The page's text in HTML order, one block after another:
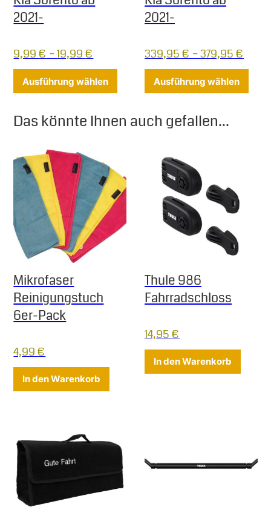
2021-
9,99€ –19,99€
Ausführung wählen Dieses Produkt weist mehrere
2021-
339,95€ –379,95€
Ausführung wählen
Das könnte Ihnen auch gefallen...
Mikrofaser
Reinigungstuch
6er-Pack
4,99€
In den Warenkorb
Thule 986
Fahrradschloss
14,95€
In den Warenkorb